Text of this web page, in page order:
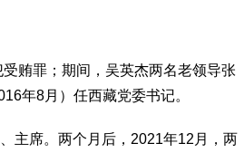
贿罪；期间，吴英杰两名老领导张
年8月）任西藏党委书记。
席。两个月后，2021年12月，两